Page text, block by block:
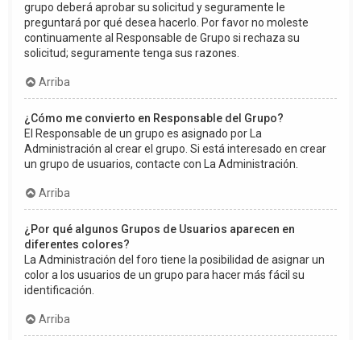
grupo deberá aprobar su solicitud y seguramente le
preguntará por qué desea hacerlo. Por favor no moleste
continuamente al Responsable de Grupo si rechaza su
solicitud; seguramente tenga sus razones.
Arriba
¿Cómo me convierto en Responsable del Grupo?
El Responsable de un grupo es asignado por La
Administración al crear el grupo. Si está interesado en crear
un grupo de usuarios, contacte con La Administración.
Arriba
¿Por qué algunos Grupos de Usuarios aparecen en
diferentes colores?
La Administración del foro tiene la posibilidad de asignar un
color a los usuarios de un grupo para hacer más fácil su
identificación.
Arriba